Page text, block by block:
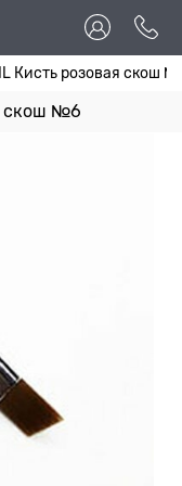
Кисть розовая скош
скош №6